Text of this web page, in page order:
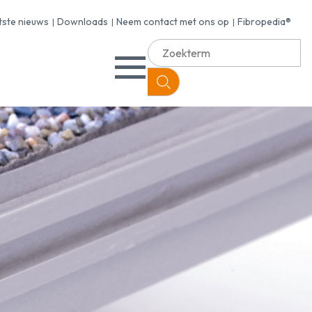
nieuws Downloads Neem contact met ons op Fibropedia®